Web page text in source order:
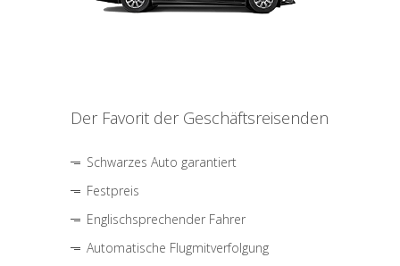
Der Favorit der Geschäftsreisenden
Schwarzes Auto garantiert
Festpreis
Englischsprechender Fahrer
Automatische Flugmitverfolgung